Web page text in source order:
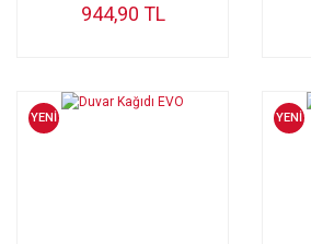
944,90 TL
YENİ YENİ